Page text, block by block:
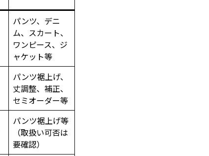
パンツ、デニ
ム、スカート、
ワンピース、ジ
ャケット等
パンツ裾上げ、
丈調整、補正、
セミオーダー等
パンツ裾上げ等
（取扱い可否は
要確認）